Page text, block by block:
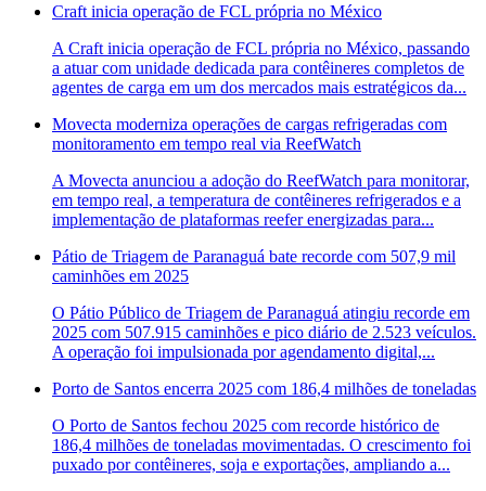
Craft inicia operação de FCL própria no México
A Craft inicia operação de FCL própria no México, passando
a atuar com unidade dedicada para contêineres completos de
agentes de carga em um dos mercados mais estratégicos da...
Movecta moderniza operações de cargas refrigeradas com
monitoramento em tempo real via ReefWatch
A Movecta anunciou a adoção do ReefWatch para monitorar,
em tempo real, a temperatura de contêineres refrigerados e a
implementação de plataformas reefer energizadas para...
Pátio de Triagem de Paranaguá bate recorde com 507,9 mil
caminhões em 2025
O Pátio Público de Triagem de Paranaguá atingiu recorde em
2025 com 507.915 caminhões e pico diário de 2.523 veículos.
A operação foi impulsionada por agendamento digital,...
Porto de Santos encerra 2025 com 186,4 milhões de toneladas
O Porto de Santos fechou 2025 com recorde histórico de
186,4 milhões de toneladas movimentadas. O crescimento foi
puxado por contêineres, soja e exportações, ampliando a...